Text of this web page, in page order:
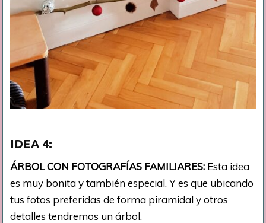
IDEA 4:
ÁRBOL CON FOTOGRAFÍAS FAMILIARES: Esta idea
es muy bonita y también especial. Y es que ubicando
tus fotos preferidas de forma piramidal y otros
detalles tendremos un árbol.